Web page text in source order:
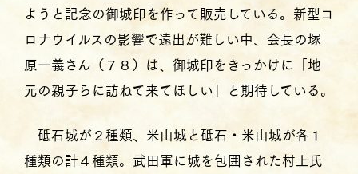
ようと記念の御城印を作って販売している。新型コ
ロナウイルスの影響で遠出が難しい中、会長の塚
原一義さん（７８）は、御城印をきっかけに「地
元の親子らに訪ねて来てほしい」と期待している。
砥石城が２種類、米山城と砥石・米山城が各１
種類の計４種類。武田軍に城を包囲された村上氏